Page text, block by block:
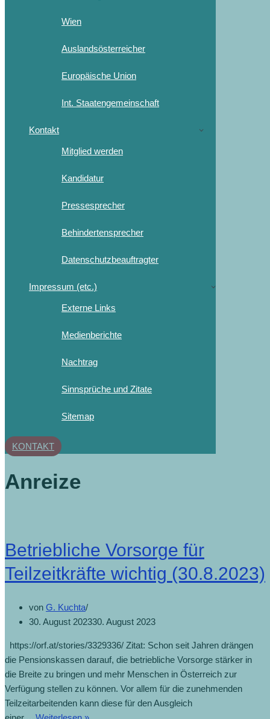
Wien
Auslandsösterreicher
Europäische Union
Int. Staatengemeinschaft
Kontakt
Mitglied werden
Kandidatur
Pressesprecher
Behindertensprecher
Datenschutzbeauftragter
Impressum (etc.)
Externe Links
Medienberichte
Nachtrag
Sinnsprüche und Zitate
Sitemap
KONTAKT
Anreize
Betriebliche Vorsorge für
Teilzeitkräfte wichtig (30.8.2023)
von G. Kuchta
30. August 202330. August 2023
https://orf.at/stories/3329336/ Zitat: Schon seit Jahren drängen
die Pensionskassen darauf, die betriebliche Vorsorge stärker in
die Breite zu bringen und mehr Menschen in Österreich zur
Verfügung stellen zu können. Vor allem für die zunehmenden
Teilzeitarbeitenden kann diese für den Ausgleich